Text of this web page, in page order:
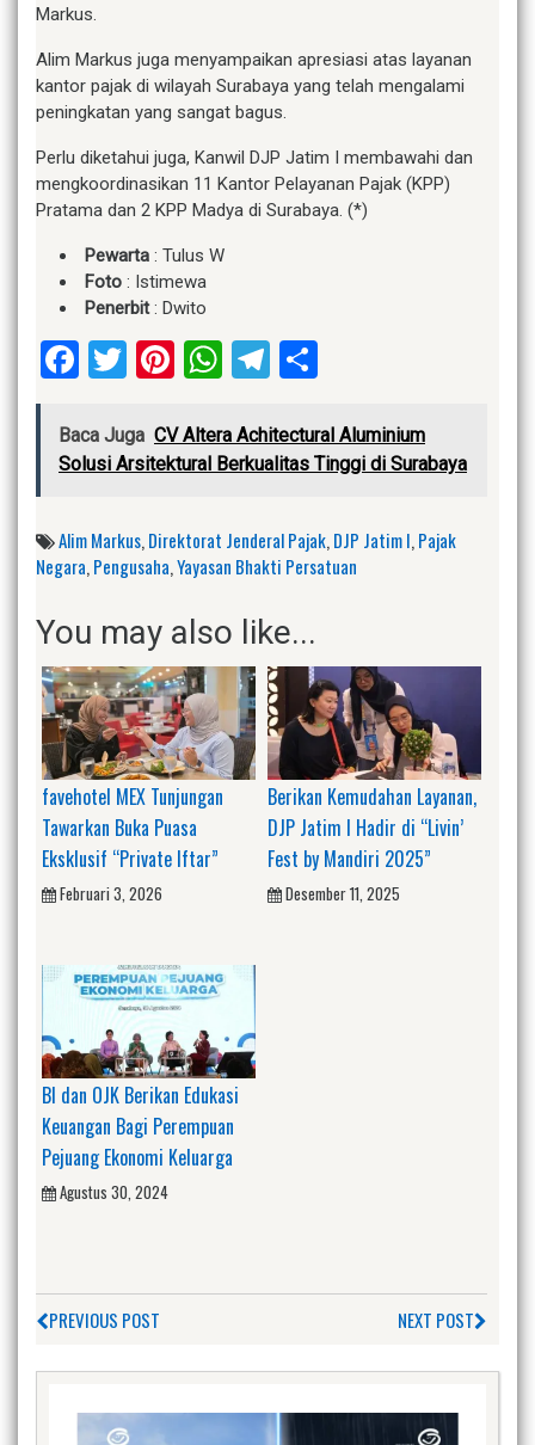
Markus.
Alim Markus juga menyampaikan apresiasi atas layanan
kantor pajak di wilayah Surabaya yang telah mengalami
peningkatan yang sangat bagus.
Perlu diketahui juga, Kanwil DJP Jatim I membawahi dan
mengkoordinasikan 11 Kantor Pelayanan Pajak (KPP)
Pratama dan 2 KPP Madya di Surabaya. (*)
Pewarta : Tulus W
Foto : Istimewa
Penerbit: Dwito
Facebook
Twitter
Pinterest
WhatsApp
Telegram
Baca Juga CV Altera Achitectural Aluminium
Solusi Arsitektural Berkualitas Tinggi di Surabaya
Alim Markus,Direktorat Jenderal Pajak,DJP Jatim I,Pajak
Negara,Pengusaha,Yayasan Bhakti Persatuan
You may also like...
favehotel MEX Tunjungan
Tawarkan Buka Puasa
Eksklusif “Private Iftar”
Februari 3, 2026
Berikan Kemudahan Layanan,
DJP Jatim I Hadir di “Livin’
Fest by Mandiri 2025”
Desember 11, 2025
BI dan OJK Berikan Edukasi
Keuangan Bagi Perempuan
Pejuang Ekonomi Keluarga
Agustus 30, 2024
PREVIOUS POST NEXT POST